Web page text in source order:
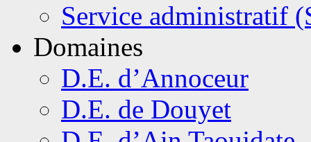
Service administratif
Domaines
D.E. d’Annoceur
D.E. de Douyet